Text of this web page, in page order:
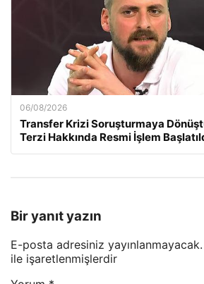
06/08/2026
Transfer Krizi Soruşturmaya
Terzi Hakkında Resmi İşlem
Bir yanıt yazın
E-posta adresiniz yayınlanmayacak.
ile işaretlenmişlerdir